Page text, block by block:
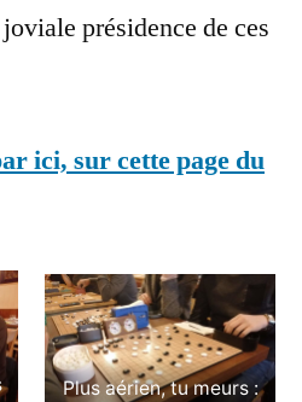
présidence de ces
ici, sur cette page du
Plus aérien, tu meurs :